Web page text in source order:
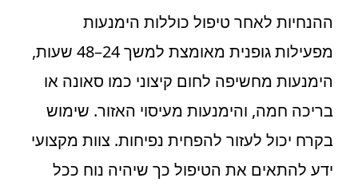
ההנחיות לאחר טיפול כוללות הימנעות
מפעילות גופנית מאומצת למשך 24–48 שעות,
הימנעות מחשיפה לחום קיצוני כמו סאונה או
בריכה חמה, והימנעות מעיסוי האזור. שימוש
בקרח יכול לעזור להפחית נפיחות. צוות מקצועי
ידע להתאים את הטיפול כך שיהיה נוח ככל